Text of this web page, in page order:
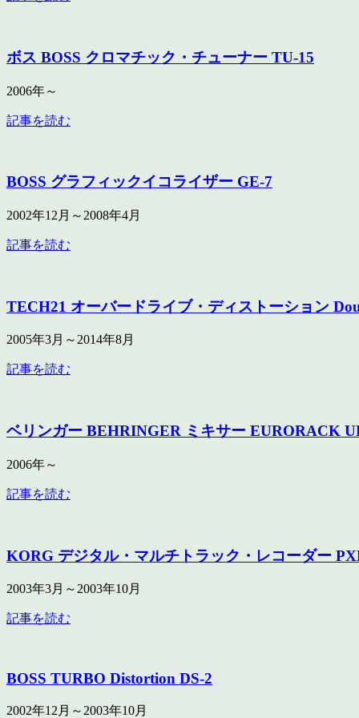
ボス BOSS クロマチック・チューナー TU-15
2006年～
記事を読む
BOSS グラフィックイコライザー GE-7
2002年12月～2008年4月
記事を読む
TECH21 オーバードライブ・ディストーション
2005年3月～2014年8月
記事を読む
ベリンガー BEHRINGER ミキサー EURORACK
2006年～
記事を読む
KORG デジタル・マルチトラック・レコーダー
2003年3月～2003年10月
記事を読む
BOSS TURBO Distortion DS-2
2002年12月～2003年10月